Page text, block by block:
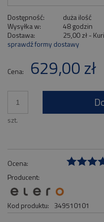
Dostępność:
duża ilość
Wysyłka w:
48 godzin
Dostawa:
25,00 zł -
Cena nie zawiera
sprawdź formy dostawy
Cena: 629,00 zł
szt.
Ocena:
Producent:
Kod produktu: 349510101